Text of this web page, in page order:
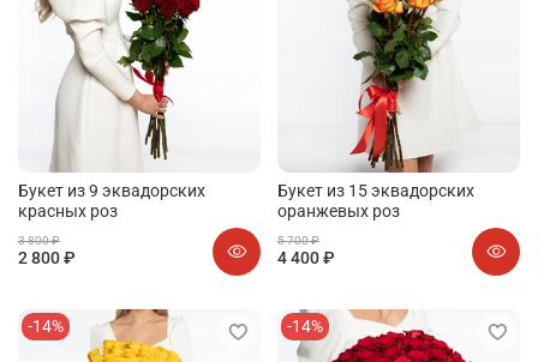
Букет из 9 эквадорских
красных роз
3 800 ₽
2 800 ₽
Букет из 15 эквадорских
оранжевых роз
5 700 ₽
4 400 ₽
-14% -14%